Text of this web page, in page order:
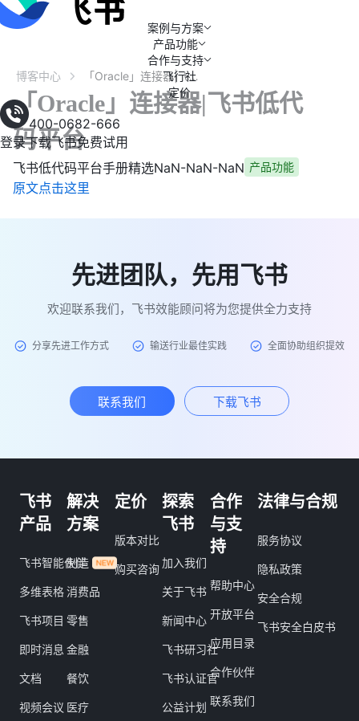
案例与方案
产品功能
合作与支持
飞行社
定价
400-0682-666
登录下载飞书免费试用
博客中心 「Oracle」连接器|飞书低代码平台
「Oracle」连接器|飞书低代
码平台
飞书低代码平台手册精选NaN-NaN-NaN 产品功能
原文点击这里
先进团队，先用飞书
欢迎联系我们，飞书效能顾问将为您提供全力支持
分享先进工作方式 输送行业最佳实践 全面协助组织提效
联系我们 下载飞书
飞书
产品
飞书智能伙伴
多维表格
飞书项目
即时消息
文档
视频会议
解决
方案
制造
消费品
零售
金融
餐饮
医疗
定价
版本对比
购买咨询
探索
飞书
加入我们
关于飞书
新闻中心
飞书研习社
飞书认证官
公益计划
合作
与支
持
帮助中心
开放平台
应用目录
合作伙伴
联系我们
法律与合规
服务协议
隐私政策
安全合规
飞书安全白皮书